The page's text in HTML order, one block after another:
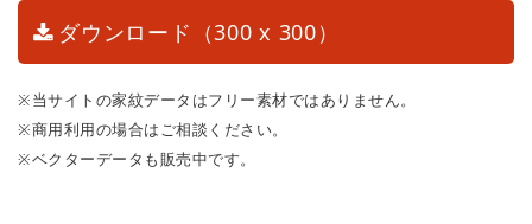
ダウンロード（300 x 300）
※当サイトの家紋データはフリー素材ではありません。
※商用利用の場合はご相談ください。
※ベクターデータも販売中です。